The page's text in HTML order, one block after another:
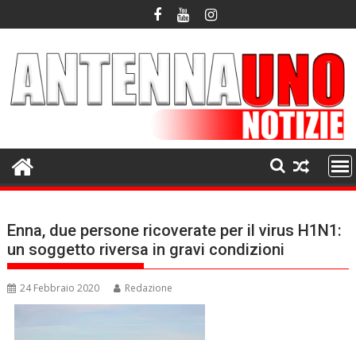
to
Enna, due persone ricoverate per il virus H1N1:
un soggetto riversa in gravi condizioni
24 Febbraio 2020 Redazione